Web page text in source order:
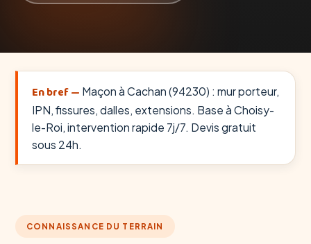
En bref — Maçon à Cachan (94230) : mur porteur,
IPN, fissures, dalles, extensions. Base à Choisy-
le-Roi, intervention rapide 7j/7. Devis gratuit
sous 24h.
CONNAISSANCE DU TERRAIN